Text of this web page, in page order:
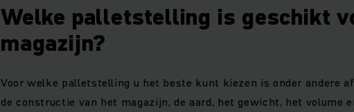
Welke palletstelling is geschikt
magazijn?
Voor welke palletstelling u het beste kunt kiezen is onder andere
de constructie van het magazijn, de aard, het gewicht, het volume